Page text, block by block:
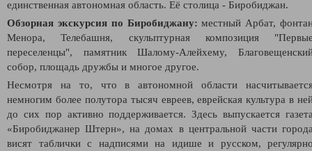
единственная автономная область. Её столица - Биробиджан.
Обзорная экскурсия по Биробиджану:местный Арбат,
Менора, Телебашня, скульптурная композиция
переселенцы", памятник Шалому-Алейхему,
собор, площадь дружбы и многое другое.
Несмотря на то, что в автономной области
немногим более полутора тысяч евреев, еврейская культура в
до сих пор активно поддерживается. Здесь выпускается
«Биробиджанер Штерн», на домах в центральной части
висят таблички с надписями на идише и русском,